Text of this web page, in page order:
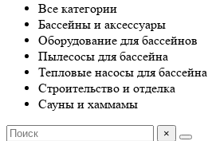
Все категории
Бассейны и аксессуары
Оборудование для бассейнов
Пылесосы для бассейна
Тепловые насосы для бассейна
Строительство и отделка
Сауны и хаммамы
×